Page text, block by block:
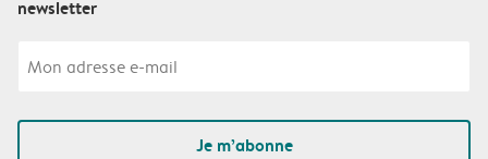
newsletter
Je m’abonne